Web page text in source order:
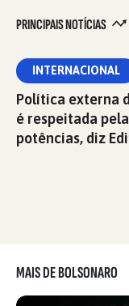
PRINCIPAIS NOTÍCIAS
INTERNACIONAL
Política externa
é respeitada
potências, diz
MAIS DE BOLSONARO